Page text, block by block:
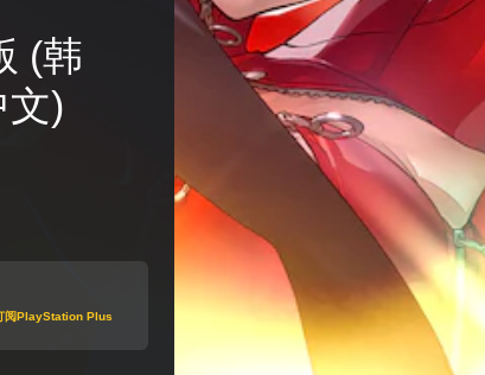
(韩
文)
阅PlayStation Plus